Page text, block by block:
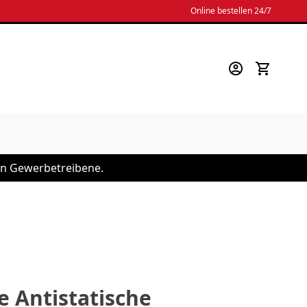
Online bestellen 24/7
Gewerbetreibene.
Antistatische